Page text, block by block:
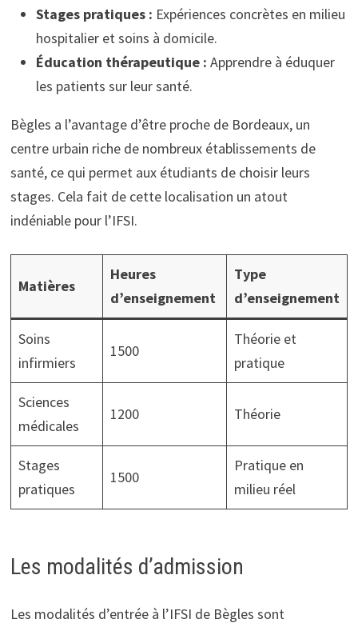
Stages pratiques : Expériences concrètes en milieu
hospitalier et soins à domicile.
Éducation thérapeutique : Apprendre à éduquer
les patients sur leur santé.
Bègles a l’avantage d’être proche de Bordeaux, un
centre urbain riche de nombreux établissements de
santé, ce qui permet aux étudiants de choisir leurs
stages. Cela fait de cette localisation un atout
indéniable pour l’IFSI.
Matières
Heures
d’enseignement
Type
d’enseignement
Soins
infirmiers
1500
Théorie et
pratique
Sciences
médicales
1200 Théorie
Stages
pratiques
1500
Pratique en
milieu réel
Les modalités d’admission
Les modalités d’entrée à l’IFSI de Bègles sont